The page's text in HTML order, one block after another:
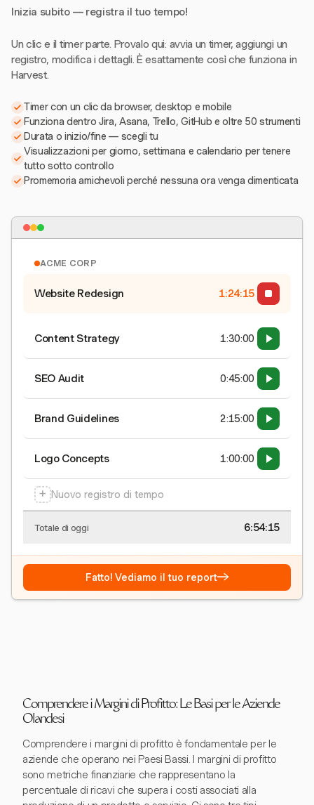
Inizia subito — registra il tuo tempo!
Un clic e il timer parte. Provalo qui: avvia un timer, aggiungi un
registro, modifica i dettagli. È esattamente così che funziona in
Harvest.
Timer con un clic da browser, desktop e mobile
Funziona dentro Jira, Asana, Trello, GitHub e oltre 50 strumenti
Durata o inizio/fine — scegli tu
Visualizzazioni per giorno, settimana e calendario per tenere
tutto sotto controllo
Promemoria amichevoli perché nessuna ora venga dimenticata
ACME CORP
Website Redesign 1:24:16
Content Strategy 1:30:00
SEO Audit 0:45:00
Brand Guidelines 2:15:00
Logo Concepts 1:00:00
+ Nuovo registro di tempo
Totale di oggi 6:54:16
Fatto! Vediamo il tuo report→
Comprendere i Margini di Profitto: Le Basi per le Aziende
Olandesi
Comprendere i margini di profitto è fondamentale per le
aziende che operano nei Paesi Bassi. I margini di profitto
sono metriche finanziarie che rappresentano la
percentuale di ricavi che supera i costi associati alla